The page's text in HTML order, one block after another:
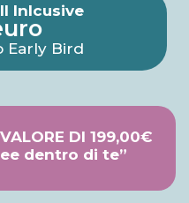
Inlcusive
Early Bird
DI 199,00€
dentro di te”